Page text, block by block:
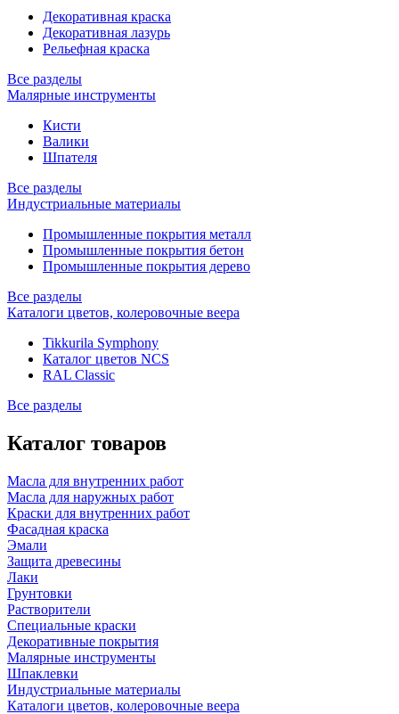
Декоративная краска
Декоративная лазурь
Рельефная краска
Все разделы
Малярные инструменты
Кисти
Валики
Шпателя
Все разделы
Индустриальные материалы
Промышленные покрытия металл
Промышленные покрытия бетон
Промышленные покрытия дерево
Все разделы
Каталоги цветов, колеровочные веера
Tikkurila Symphony
Каталог цветов NCS
RAL Classic
Все разделы
Каталог товаров
Масла для внутренних работ
Масла для наружных работ
Краски для внутренних работ
Фасадная краска
Эмали
Защита древесины
Лаки
Грунтовки
Растворители
Специальные краски
Декоративные покрытия
Малярные инструменты
Шпаклевки
Индустриальные материалы
Каталоги цветов, колеровочные веера